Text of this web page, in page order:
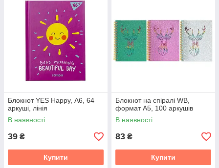
Блокнот YES Happy, А6, 64
аркуші, лінія
В наявності
39 ₴
Купити
Блокнот на спіралі WB,
формат А5, 100 аркушів
В наявності
83 ₴
Купити